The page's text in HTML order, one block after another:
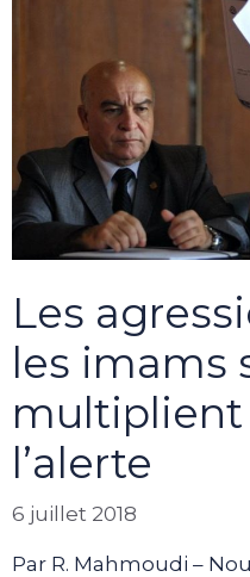
Les
les imams
multiplient
l’alerte
6 juillet 2018
Par R. Mahmoudi –